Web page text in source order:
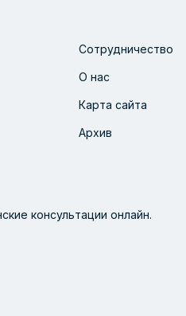
Сотрудничество
О нас
Карта сайта
Архив
консультации онлайн.